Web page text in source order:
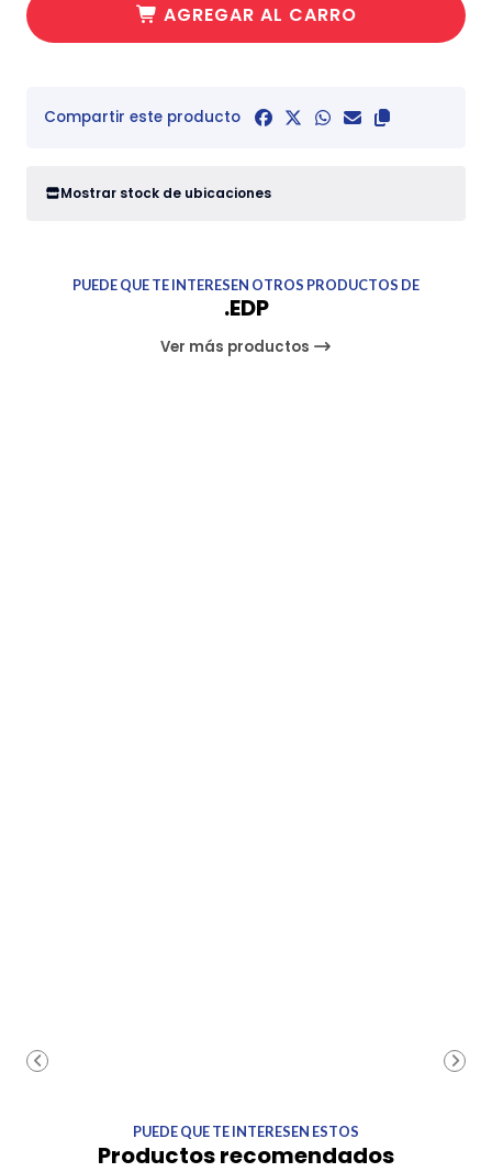
AGREGAR AL CARRO
Compartir este producto
Mostrar stock de ubicaciones
PUEDE QUE TE INTERESEN OTROS PRODUCTOS DE
.EDP
Ver más productos
PUEDE QUE TE INTERESEN ESTOS
Productos recomendados